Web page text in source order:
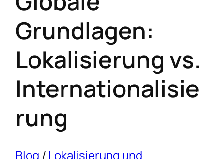
Grundlagen:
Lokalisierung vs.
Internationalisie
rung
Blog / Lokalisierung und